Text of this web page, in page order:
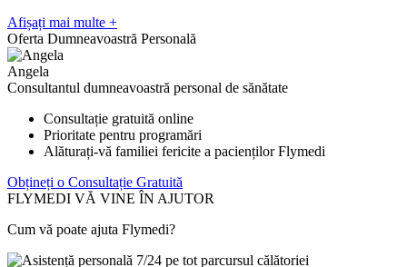
Afișați mai multe +
Oferta Dumneavoastră Personală
Angela
Consultantul dumneavoastră personal de sănătate
Consultație gratuită online
Prioritate pentru programări
Alăturați-vă familiei fericite a pacienților Flymedi
Obțineți o Consultație Gratuită
FLYMEDI VĂ VINE ÎN AJUTOR
Cum vă poate ajuta Flymedi?